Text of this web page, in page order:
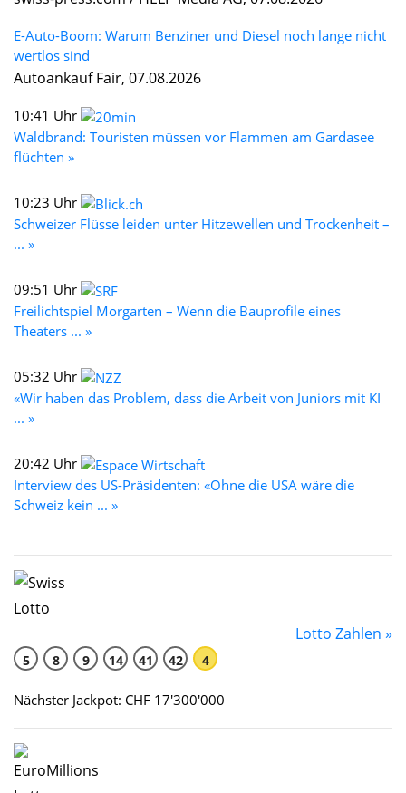
E-Auto-Boom: Warum Benziner und Diesel noch lange nicht
wertlos sind
Autoankauf Fair, 07.08.2026
10:41 Uhr
Waldbrand: Touristen müssen vor Flammen am Gardasee
flüchten »
10:23 Uhr
Schweizer Flüsse leiden unter Hitzewellen und Trockenheit –
... »
09:51 Uhr
Freilichtspiel Morgarten – Wenn die Bauprofile eines
Theaters ... »
05:32 Uhr
«Wir haben das Problem, dass die Arbeit von Juniors mit KI
... »
20:42 Uhr
Interview des US-Präsidenten: «Ohne die USA wäre die
Schweiz kein ... »
Lotto Zahlen »
5 8 9 14 41 42 4
Nächster Jackpot: CHF 17'300'000